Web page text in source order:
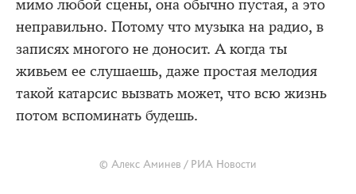
мимо любой сцены, она обычно пустая, а это
неправильно. Потому что музыка на радио, в
записях многого не доносит. А когда ты
живьем ее слушаешь, даже простая мелодия
такой катарсис вызвать может, что всю жизнь
потом вспоминать будешь.
© Алекс Аминев / РИА Новости